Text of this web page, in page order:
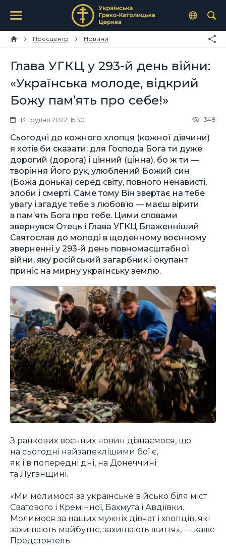
Пресцентр Новини
Глава УГКЦ у 293-й день війни:
«Українська молоде, відкрий
Божу пам’ять про себе!»
13 грудня 2022, 15:30 348
Сьогодні до кожного хлопця (кожної дівчини)
я хотів би сказати: для Господа Бога ти дуже
дорогий (дорога) і цінний (цінна), бо ж ти —
творіння Його рук, улюблений Божий син
(Божа донька) серед світу, повного ненависті,
злоби і смерті. Саме тому Він звертає на тебе
увагу і згадує тебе з любов’ю — маєш вірити
в пам’ять Бога про тебе. Цими словами
звернувся Отець і Глава УГКЦ Блаженніший
Святослав до молоді в щоденному воєнному
зверненні у 293-й день повномасштабної
війни, яку російський загарбник і окупант
приніс на мирну українську землю.
З ранкових воєнних новин дізнаємося, що
на сьогодні найзапеклішими бої є,
як і в попередні дні, на Донеччині
та Луганщині.
«Ми молимося за українське військо біля міст
Сватового і Кремінної, Бахмута і Авдіївки.
Молимося за наших мужніх дівчат і хлопців, які
захищають майбутнє, захищають життя», — каже
Предстоятель.